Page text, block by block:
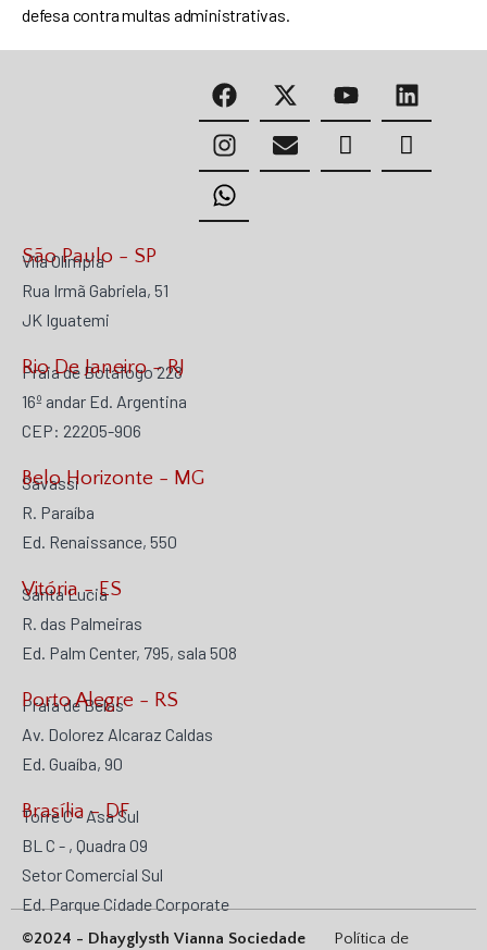
defesa contra multas administrativas.
São Paulo - SP
Vila Olímpia
Rua Irmã Gabriela, 51
JK Iguatemi
Praia de Botafogo 228
16º andar Ed. Argentina
CEP: 22205-906
Rio De Janeiro - RJ
Savassi
R. Paraíba
Ed. Renaissance, 550
Belo Horizonte - MG
Santa Lucia
R. das Palmeiras
Ed. Palm Center, 795, sala 508
Vitória - ES
Praia de Belas
Av. Dolorez Alcaraz Caldas
Ed. Guaíba, 90
Porto Alegre - RS
Torre C - Asa Sul
BL C - , Quadra 09
Setor Comercial Sul
Ed. Parque Cidade Corporate
Brasília - DF
©2024 - Dhayglysth Vianna Sociedade Política de